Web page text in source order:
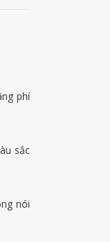
phí
sắc
nói